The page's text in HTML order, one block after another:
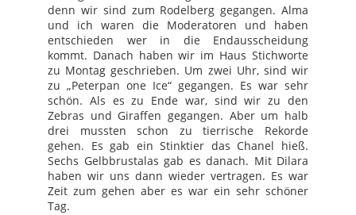
denn wir sind zum Rodelberg gegangen. Alma
und ich waren die Moderatoren und haben
entschieden wer in die Endausscheidung
kommt. Danach haben wir im Haus Stichworte
zu Montag geschrieben. Um zwei Uhr, sind wir
zu „Peterpan one Ice“ gegangen. Es war sehr
schön. Als es zu Ende war, sind wir zu den
Zebras und Giraffen gegangen. Aber um halb
drei mussten schon zu tierrische Rekorde
gehen. Es gab ein Stinktier das Chanel hieß.
Sechs Gelbbrustalas gab es danach. Mit Dilara
haben wir uns dann wieder vertragen. Es war
Zeit zum gehen aber es war ein sehr schöner
Tag.